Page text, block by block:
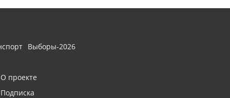
Выборы-2026
О проекте
Подписка